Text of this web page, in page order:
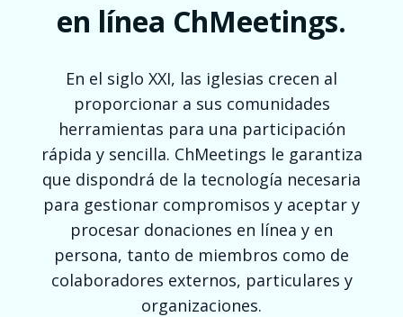
en línea ChMeetings.
En el siglo XXI, las iglesias crecen al
proporcionar a sus comunidades
herramientas para una participación
rápida y sencilla. ChMeetings le garantiza
que dispondrá de la tecnología necesaria
para gestionar compromisos y aceptar y
procesar donaciones en línea y en
persona, tanto de miembros como de
colaboradores externos, particulares y
organizaciones.